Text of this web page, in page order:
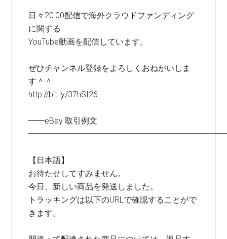
日々20:00配信で海外クラウドファンディング
に関する
YouTube動画を配信しています。
ぜひチャンネル登録をよろしくおねがいしま
す＾＾
http://bit.ly/37hSI26
━━eBay 取引例文
【日本語】
お待たせしてすみません。
今日、新しい商品を発送しました。
トラッキングは以下のURLで確認することがで
きます。